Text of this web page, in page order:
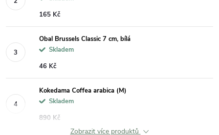
165 Kč
Obal Brussels Classic 7 cm, bílá
Skladem
46 Kč
Kokedama Coffea arabica (M)
Skladem
890 Kč
Zobrazit více produktů